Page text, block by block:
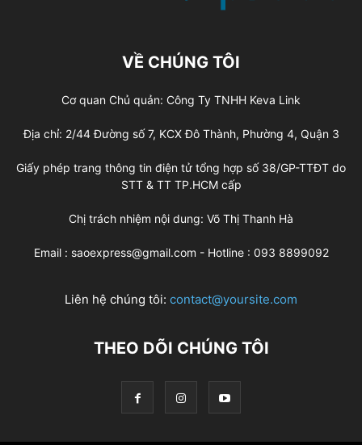
VỀ CHÚNG TÔI
Cơ quan Chủ quản: Công Ty TNHH Keva Link
Địa chỉ: 2/44 Đường số 7, KCX Đô Thành, Phường 4, Quận 3
Giấy phép trang thông tin điện tử tổng hợp số 38/GP-TTĐT do
STT & TT TP.HCM cấp
Chị trách nhiệm nội dung: Võ Thị Thanh Hà
Email : saoexpress@gmail.com - Hotline : 093 8899092
Liên hệ chúng tôi: contact@yoursite.com
THEO DÕI CHÚNG TÔI